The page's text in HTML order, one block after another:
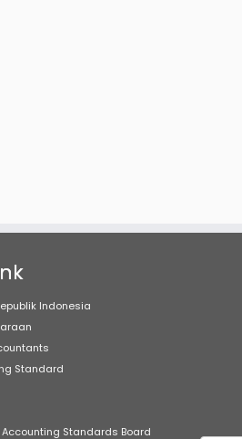
Indonesia
Standard
Standards Board